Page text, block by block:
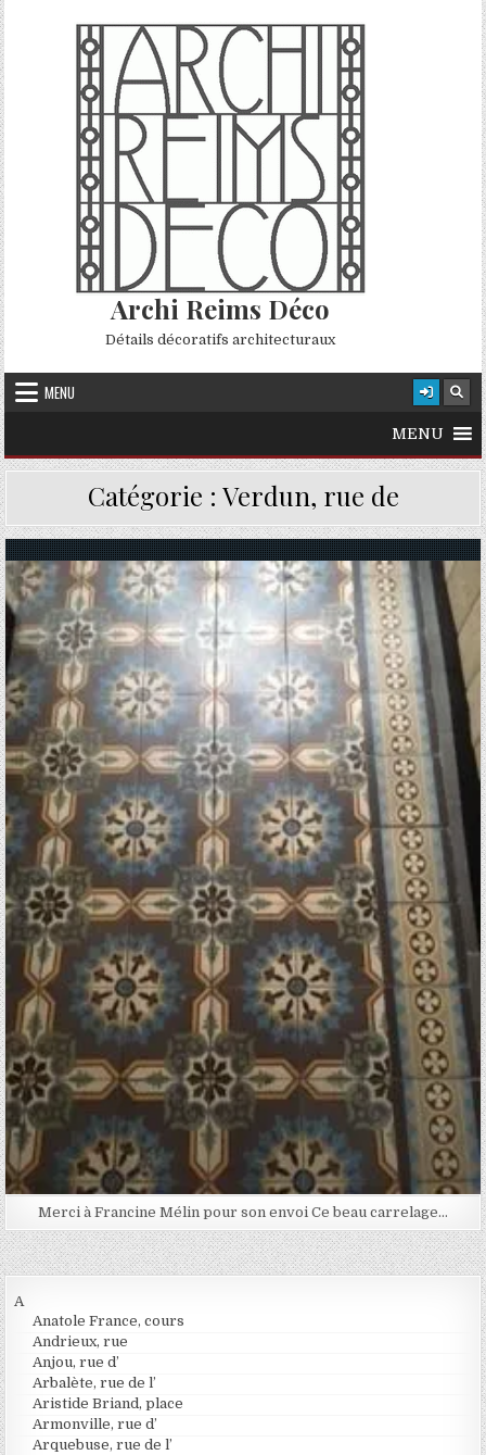
Skip to content
Archi Reims Déco
Détails décoratifs architecturaux
MENU
MENU
Catégorie : Verdun, rue de
Posted in
Merci à Francine Mélin pour son envoi Ce beau carrelage…
A
Anatole France, cours
Andrieux, rue
Anjou, rue d’
Arbalète, rue de l’
Aristide Briand, place
Armonville, rue d’
Arquebuse, rue de l’